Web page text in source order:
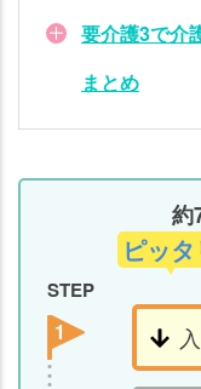
要介護3で介
まとめ
約
ピッタ
STEP
1